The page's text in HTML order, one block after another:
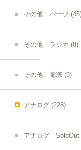
その他 パーツ (45)
その他 ラジオ (8)
その他 電源 (9)
アナログ (228)
アナログ SoldOut